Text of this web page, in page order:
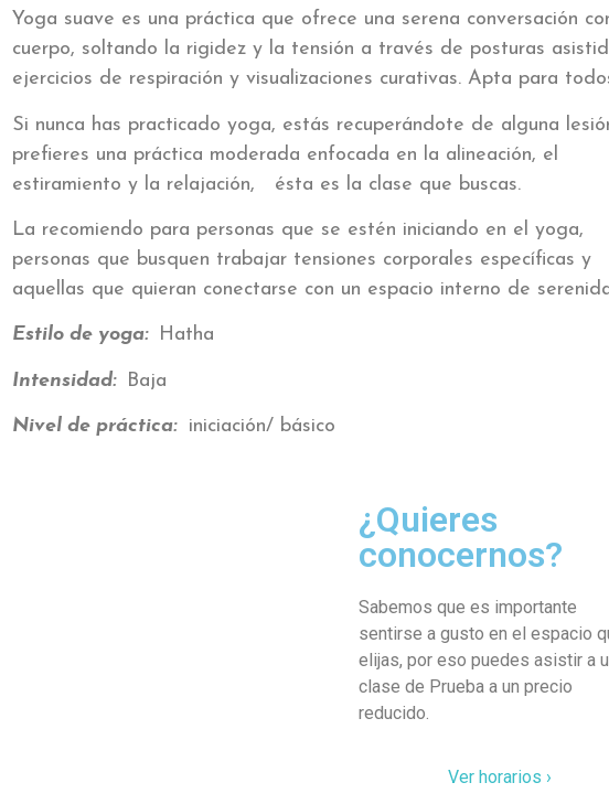
Yoga suave es una práctica que ofrece una serena conversación
cuerpo, soltando la rigidez y la tensión a través de posturas
ejercicios de respiración y visualizaciones curativas. Apta para
Si nunca has practicado yoga, estás recuperándote de alguna
prefieres una práctica moderada enfocada en la alineación, el
estiramiento y la relajación, ésta es la clase que buscas.
La recomiendo para personas que se estén iniciando en el yoga,
personas que busquen trabajar tensiones corporales específicas y
aquellas que quieran conectarse con un espacio interno de
Estilo de yoga: Hatha
Intensidad: Baja
Nivel de práctica: iniciación/ básico
¿Quieres
conocernos?
Sabemos que es importante
sentirse a gusto en el espacio
elijas, por eso puedes asistir a
clase de Prueba a un precio
reducido.
Ver horarios ›